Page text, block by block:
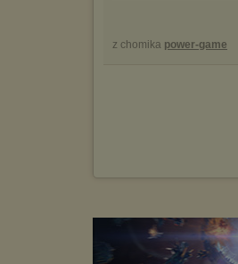
z chomika power-game